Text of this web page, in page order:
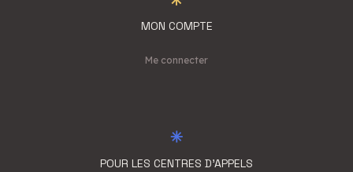
MON COMPTE
Me connecter
POUR LES CENTRES D'APPELS